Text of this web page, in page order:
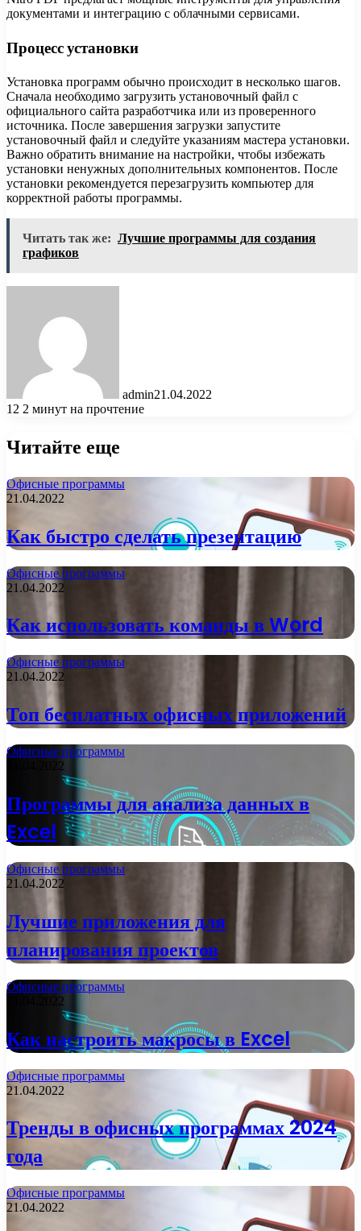
документами и интеграцию с облачными сервисами.
Процесс установки
Установка программ обычно происходит в несколько шагов.
Сначала необходимо загрузить установочный файл с
официального сайта разработчика или из проверенного
источника. После завершения загрузки запустите
установочный файл и следуйте указаниям мастера установки.
Важно обратить внимание на настройки, чтобы избежать
установки ненужных дополнительных компонентов. После
установки рекомендуется перезагрузить компьютер для
корректной работы программы.
Читать так же: Лучшие программы для создания
графиков
admin21.04.2022
12 2 минут на прочтение
Читайте еще
Офисные программы
21.04.2022
Как быстро сделать презентацию
Офисные программы
21.04.2022
Как использовать команды в Word
Офисные программы
21.04.2022
Топ бесплатных офисных приложений
Офисные программы
21.04.2022
Программы для анализа данных в
Excel
Офисные программы
21.04.2022
Лучшие приложения для
планирования проектов
Офисные программы
21.04.2022
Как настроить макросы в Excel
Офисные программы
21.04.2022
Тренды в офисных программах 2024
года
Офисные программы
21.04.2022